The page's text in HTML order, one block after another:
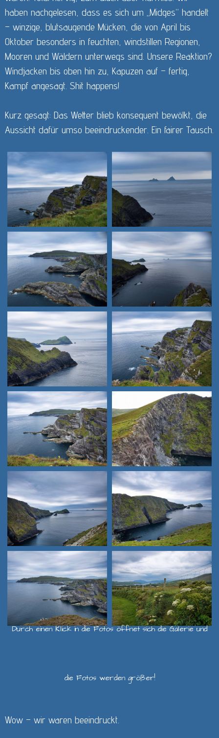
haben nachgelesen, dass es sich um „Midges“ handelt
– winzige, blutsaugende Mücken, die von April bis
Oktober besonders in feuchten, windstillen Regionen,
Mooren und Wäldern unterwegs sind. Unsere Reaktion?
Windjacken bis oben hin zu, Kapuzen auf – fertig,
Kampf angesagt. Shit happens!
Kurz gesagt: Das Wetter blieb konsequent bewölkt, die
Aussicht dafür umso beeindruckender. Ein fairer Tausch.
Durch einen Klick in die Fotos öffnet sich die Galerie und
die Fotos werden größer!
Wow – wir waren beeindruckt.